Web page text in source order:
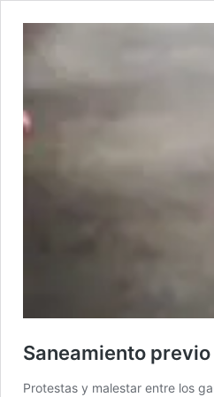
Saneamiento
Protestas y malestar entre los